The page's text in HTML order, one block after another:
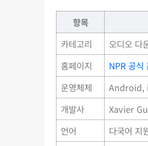
항목
카테고리
오디오 다
홈페이지
NPR 공식
운영체제
Android,
개발사
Xavier
언어
다국어 지